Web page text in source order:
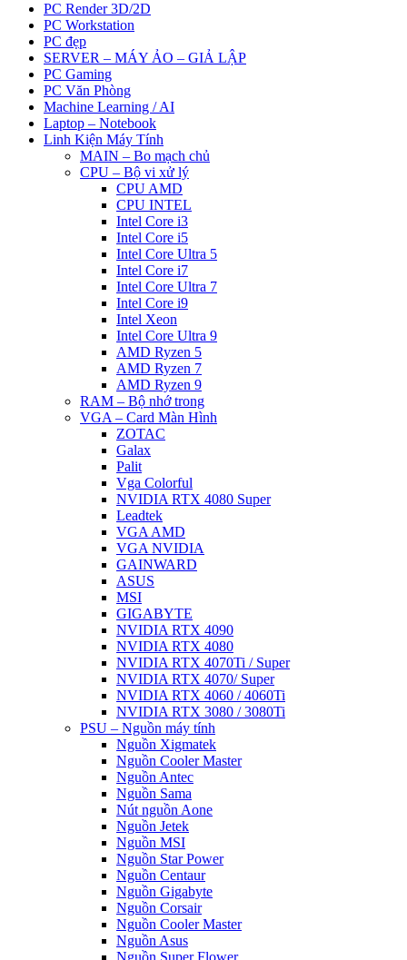
PC Render 3D/2D
PC Workstation
PC đẹp
SERVER – MÁY ẢO – GIẢ LẬP
PC Gaming
PC Văn Phòng
Machine Learning / AI
Laptop – Notebook
Linh Kiện Máy Tính
MAIN – Bo mạch chủ
CPU – Bộ vi xử lý
CPU AMD
CPU INTEL
Intel Core i3
Intel Core i5
Intel Core Ultra 5
Intel Core i7
Intel Core Ultra 7
Intel Core i9
Intel Xeon
Intel Core Ultra 9
AMD Ryzen 5
AMD Ryzen 7
AMD Ryzen 9
RAM – Bộ nhớ trong
VGA – Card Màn Hình
ZOTAC
Galax
Palit
Vga Colorful
NVIDIA RTX 4080 Super
Leadtek
VGA AMD
VGA NVIDIA
GAINWARD
ASUS
MSI
GIGABYTE
NVIDIA RTX 4090
NVIDIA RTX 4080
NVIDIA RTX 4070Ti / Super
NVIDIA RTX 4070/ Super
NVIDIA RTX 4060 / 4060Ti
NVIDIA RTX 3080 / 3080Ti
PSU – Nguồn máy tính
Nguồn Xigmatek
Nguồn Cooler Master
Nguồn Antec
Nguồn Sama
Nút nguồn Aone
Nguồn Jetek
Nguồn MSI
Nguồn Star Power
Nguồn Centaur
Nguồn Gigabyte
Nguồn Corsair
Nguồn Cooler Master
Nguồn Asus
Nguồn Super Flower